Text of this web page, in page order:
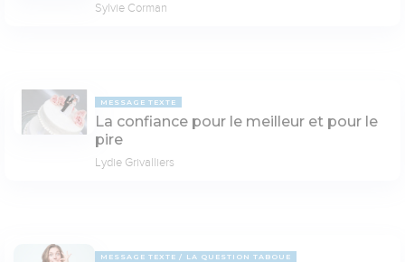
Sylvie Corman
MESSAGE TEXTE
La confiance pour le meilleur et pour le
pire
Lydie Grivalliers
MESSAGE TEXTE LA QUESTION TABOUE